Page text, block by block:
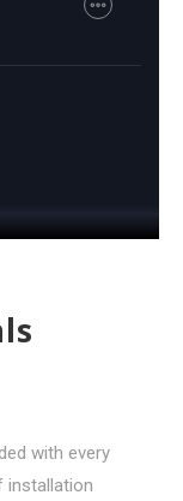
with every
installation